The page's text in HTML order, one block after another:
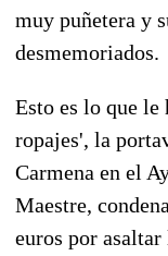
muy puñetera y
desmemoriados.
Esto es lo que le
ropajes', la
Carmena en el
Maestre,
euros por